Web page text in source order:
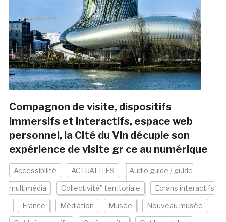
Compagnon de visite, dispositifs
immersifs et interactifs, espace web
personnel, la Cité du Vin décuple son
expérience de visite gr ce au numérique
Accessibilité ACTUALITÉS Audio guide / guide
multimédia Collectivité" territoriale Ecrans interactifs
France Médiation Musée Nouveau musée